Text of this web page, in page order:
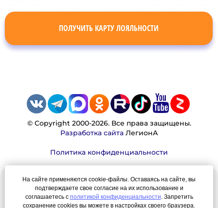
ПОЛУЧИТЬ КАРТУ ЛОЯЛЬНОСТИ
© Copyright 2000-2026. Все права защищены.
Разработка сайтаЛегионА
Политика конфиденциальности
Наша миссия:
На сайте применяются cookie-файлы. Оставаясь на сайте, вы
подтверждаете свое согласие на их использование и
соглашаетесь с политикой конфиденциальности. Запретить
сохранение cookies вы можете в настройках своего браузера.